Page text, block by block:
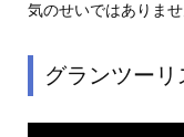
気のせいではありませ
グランツーリ